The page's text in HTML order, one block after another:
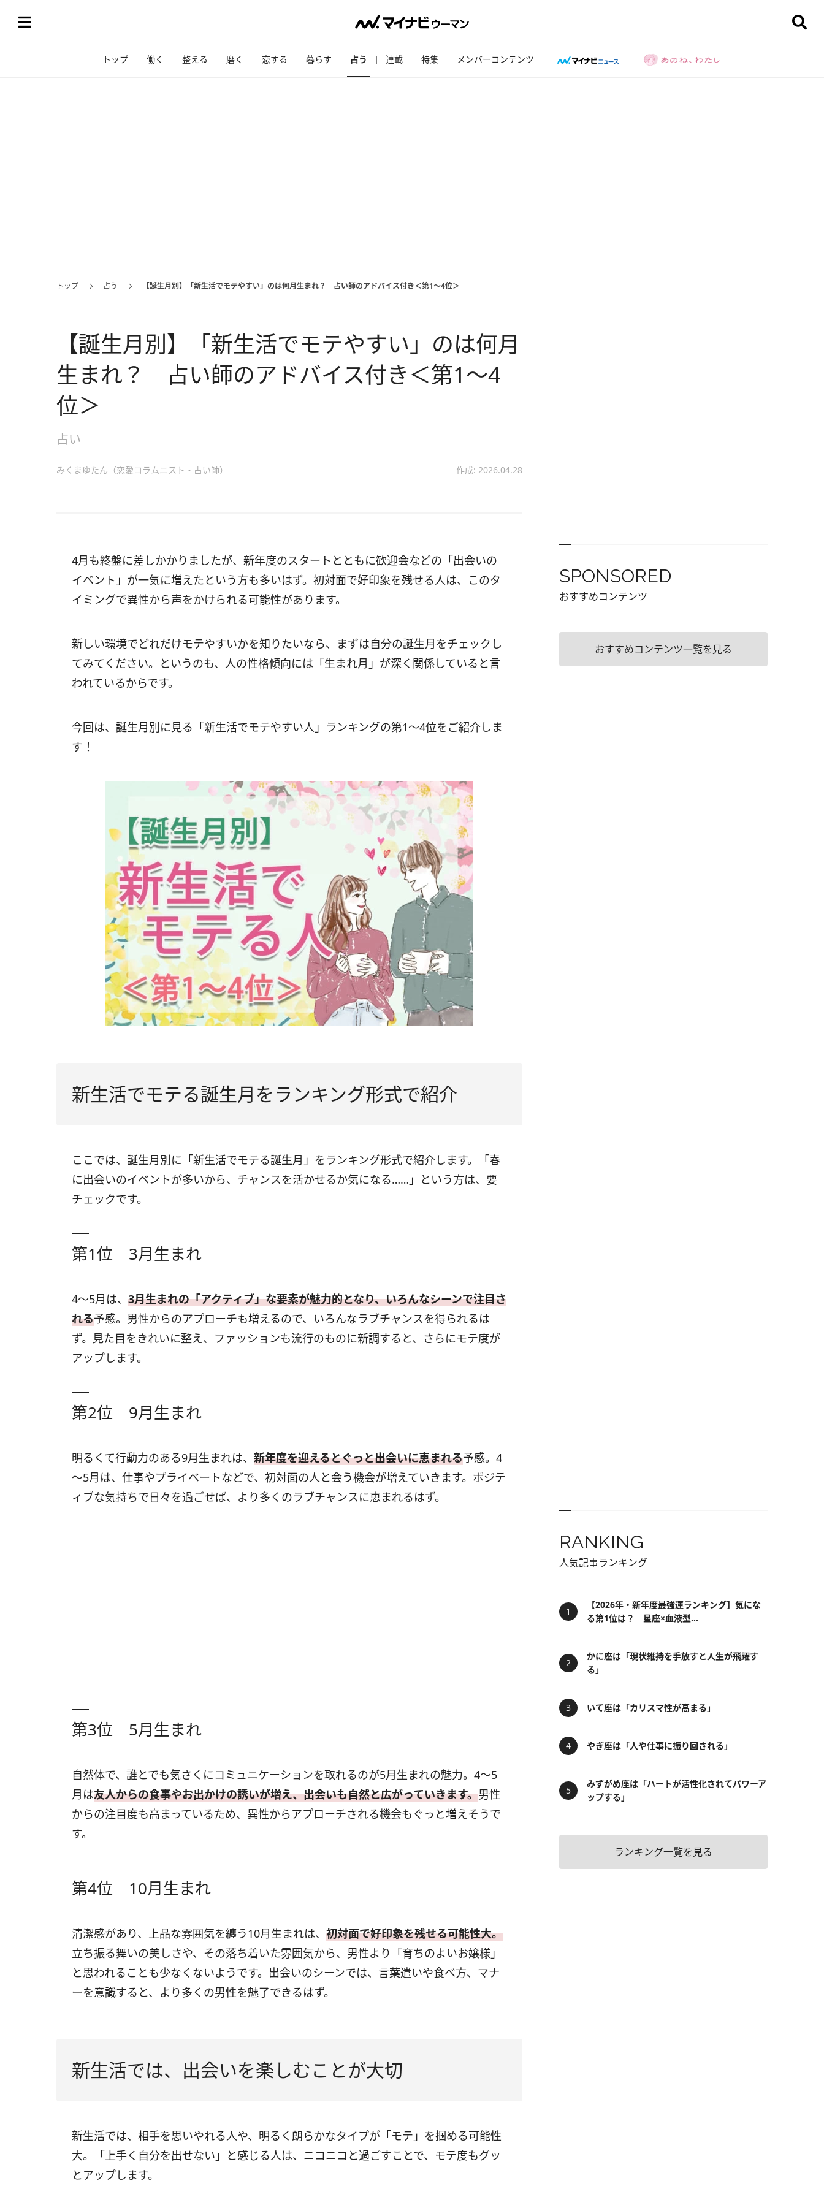
トップ 働く 整える 磨く 恋する 暮らす 占う 連載 特集 メンバーコンテンツ
トップ 占う 【誕生月別】「新生活でモテやすい」のは何月生まれ？ 占い師のアドバイス付き＜第1～4位＞
【誕生月別】「新生活でモテやすい」のは何月
生まれ？ 占い師のアドバイス付き＜第1～4
位＞
占い
みくまゆたん（恋愛コラムニスト・占い師） 作成: 2026.04.28
4月も終盤に差しかかりましたが、新年度のスタートとともに歓迎会などの「出会いの
イベント」が一気に増えたという方も多いはず。初対面で好印象を残せる人は、このタ
イミングで異性から声をかけられる可能性があります。
新しい環境でどれだけモテやすいかを知りたいなら、まずは自分の誕生月をチェックし
てみてください。というのも、人の性格傾向には「生まれ月」が深く関係していると言
われているからです。
今回は、誕生月別に見る「新生活でモテやすい人」ランキングの第1～4位をご紹介しま
す！
新生活でモテる誕生月をランキング形式で紹介
ここでは、誕生月別に「新生活でモテる誕生月」をランキング形式で紹介します。「春
に出会いのイベントが多いから、チャンスを活かせるか気になる……」という方は、要
チェックです。
第1位 3月生まれ
4～5月は、 3月生まれの「アクティブ」な要素が魅力的となり、いろんなシーンで注目さ
れる予感。男性からのアプローチも増えるので、いろんなラブチャンスを得られるは
ず。見た目をきれいに整え、ファッションも流行のものに新調すると、さらにモテ度が
アップします。
第2位 9月生まれ
明るくて行動力のある9月生まれは、 新年度を迎えるとぐっと出会いに恵まれる予感。4
～5月は、仕事やプライベートなどで、初対面の人と会う機会が増えていきます。ポジテ
ィブな気持ちで日々を過ごせば、より多くのラブチャンスに恵まれるはず。
第3位 5月生まれ
自然体で、誰とでも気さくにコミュニケーションを取れるのが5月生まれの魅力。4〜5
月は友人からの食事やお出かけの誘いが増え、出会いも自然と広がっていきます。男性
からの注目度も高まっているため、異性からアプローチされる機会もぐっと増えそうで
す。
第4位 10月生まれ
清潔感があり、上品な雰囲気を纏う10月生まれは、 初対面で好印象を残せる可能性大。
立ち振る舞いの美しさや、その落ち着いた雰囲気から、男性より「育ちのよいお嬢様」
と思われることも少なくないようです。出会いのシーンでは、言葉遣いや食べ方、マナ
ーを意識すると、より多くの男性を魅了できるはず。
新生活では、出会いを楽しむことが大切
新生活では、相手を思いやれる人や、明るく朗らかなタイプが「モテ」を掴める可能性
大。「上手く自分を出せない」と感じる人は、ニコニコと過ごすことで、モテ度もグッ
とアップします。
SPONSORED
おすすめコンテンツ
おすすめコンテンツ一覧を見る
RANKING
人気記事ランキング
【2026年・新年度最強運ランキング】気にな
る第1位は？ 星座×血液型...
かに座は「現状維持を手放すと人生が飛躍す
る」
いて座は「カリスマ性が高まる」
やぎ座は「人や仕事に振り回される」
みずがめ座は「ハートが活性化されてパワーア
ップする」
ランキング一覧を見る